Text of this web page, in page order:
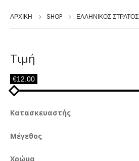
ΑΡΧΙΚΉ SHOP ΕΛΛΗΝΙΚΟΣ ΣΤΡΑΤΟΣ
Τιμή
€12.00
Κατασκευαστής
Μέγεθος
Χρώμα